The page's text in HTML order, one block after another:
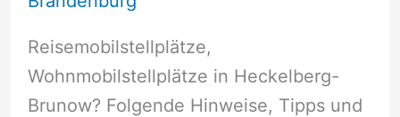
Reisemobilstellplätze,
Wohnmobilstellplätze in Heckelberg-
Brunow? Folgende Hinweise, Tipps und